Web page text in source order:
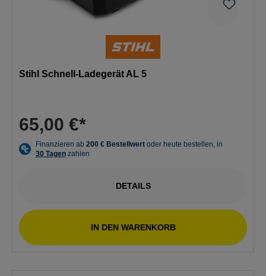
Stihl Schnell-Ladegerät AL 5
65,00 €*
DETAILS
IN DEN WARENKORB